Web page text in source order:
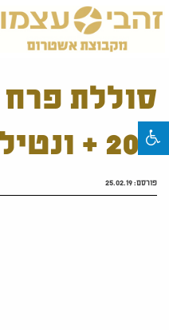
סוללת פרח
200 + ונטיל
פורסם:25.02.19